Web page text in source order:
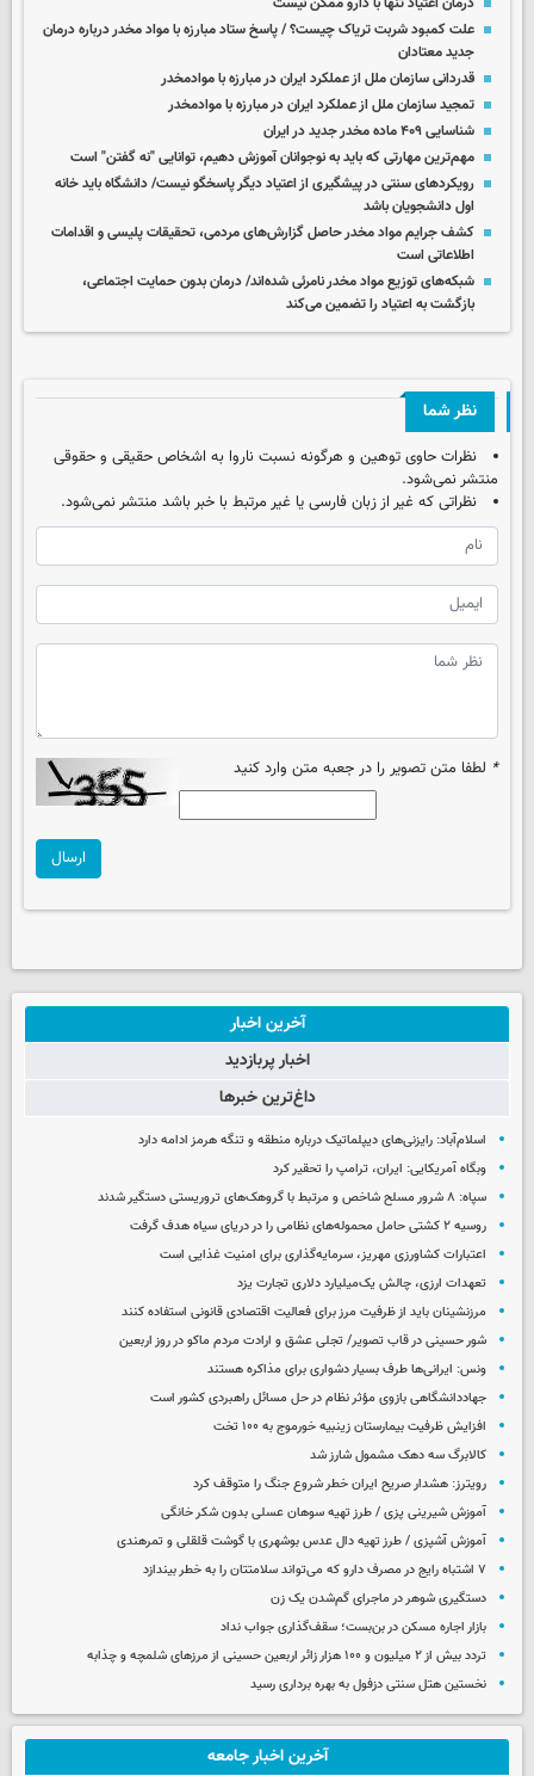
علت کمبود شربت تریاک چیست؟ / پاسخ ستاد مبارزه با مواد مخدر درباره درمان
جدید معتادان
قدردانی سازمان ملل از عملکرد ایران در مبارزه با موادمخدر
تمجید سازمان ملل از عملکرد ایران در مبارزه با موادمخدر
شناسایی ۴۰۹ ماده مخدر جدید در ایران
مهم‌ترین مهارتی که باید به نوجوانان آموزش دهیم، توانایی "نه گفتن" است
رویکردهای سنتی در پیشگیری از اعتیاد دیگر پاسخگو نیست/ دانشگاه باید خانه
اول دانشجویان باشد
کشف جرایم مواد مخدر حاصل گزارش‌های مردمی، تحقیقات پلیسی و اقدامات
اطلاعاتی است
شبکه‌های توزیع مواد مخدر نامرئی شده‌اند/ درمان بدون حمایت اجتماعی،
بازگشت به اعتیاد را تضمین می‌کند
نظر شما
نظرات حاوی توهین و هرگونه نسبت ناروا به اشخاص حقیقی و حقوقی
منتشر نمی‌شود.
نظراتی که غیر از زبان فارسی یا غیر مرتبط با خبر باشد منتشر نمی‌شود.
* لطفا متن تصویر را در جعبه متن وارد کنید
ارسال
آخرین اخبار
اخبار پربازدید
داغ‌ترین خبرها
اسلام‌آباد: رایزنی‌های دیپلماتیک درباره منطقه و تنگه هرمز ادامه دارد
وبگاه آمریکایی: ایران، ترامپ را تحقیر کرد
سپاه: ۸ شرور مسلح شاخص و مرتبط با گروهک‌های تروریستی دستگیر شدند
روسیه ۲ کشتی حامل محموله‌های نظامی را در دریای سیاه هدف گرفت
اعتبارات کشاورزی مهریز، سرمایه‌گذاری برای امنیت غذایی است
تعهدات ارزی، چالش یک‌میلیارد دلاری تجارت یزد
مرزنشینان باید از ظرفیت مرز برای فعالیت اقتصادی قانونی استفاده کنند
شور حسینی در قاب تصویر/ تجلی عشق و ارادت مردم ماکو در روز اربعین
ونس: ایرانی‌ها طرف بسیار دشواری برای مذاکره هستند
جهاددانشگاهی بازوی مؤثر نظام در حل مسائل راهبردی کشور است
افزایش ظرفیت بیمارستان زینبیه خورموج به ۱۰۰ تخت
کالابرگ سه دهک مشمول شارز شد
رویترز: هشدار صریح ایران خطر شروع جنگ را متوقف کرد
آموزش شیرینی پزی / طرز تهیه سوهان عسلی بدون شکر خانگی
آموزش آشپزی / طرز تهیه دال عدس بوشهری با گوشت قلقلی و تمرهندی
۷ اشتباه رایج در مصرف دارو که می‌تواند سلامتتان را به خطر بیندازد
دستگیری شوهر در ماجرای گم‌شدن یک زن
بازار اجاره مسکن در بن‌بست؛ سقف‌گذاری جواب نداد
تردد بیش از ۲ میلیون و ۱۰۰ هزار زائر اربعین حسینی از مرزهای شلمچه و چذابه
نخستین هتل سنتی دزفول به بهره برداری رسید
آخرین اخبار جامعه